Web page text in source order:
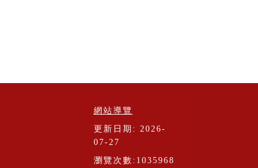
網站導覽
更新日期: 2026-
07-27
瀏覽次數:1035968